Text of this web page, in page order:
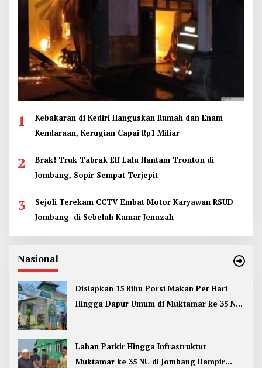
1
Kebakaran di Kediri Hanguskan Rumah dan Enam
Kendaraan, Kerugian Capai Rp1 Miliar
2
Brak! Truk Tabrak Elf Lalu Hantam Tronton di
Jombang, Sopir Sempat Terjepit
3
Sejoli Terekam CCTV Embat Motor Karyawan RSUD
Jombang di Sebelah Kamar Jenazah
Nasional
Disiapkan 15 Ribu Porsi Makan Per Hari
Hingga Dapur Umum di Muktamar ke 35 NU
Lahan Parkir Hingga Infrastruktur
Muktamar ke 35 NU di Jombang Hampir